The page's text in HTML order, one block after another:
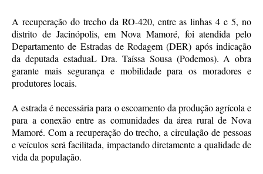
A recuperação do trecho da RO-420, entre as linhas 4 e 5, no
distrito de Jacinópolis, em Nova Mamoré, foi atendida pelo
Departamento de Estradas de Rodagem (DER) após indicação
da deputada estaduaL Dra. Taíssa Sousa (Podemos). A obra
garante mais segurança e mobilidade para os moradores e
produtores locais.
A estrada é necessária para o escoamento da produção agrícola e
para a conexão entre as comunidades da área rural de Nova
Mamoré. Com a recuperação do trecho, a circulação de pessoas
e veículos será facilitada, impactando diretamente a qualidade de
vida da população.